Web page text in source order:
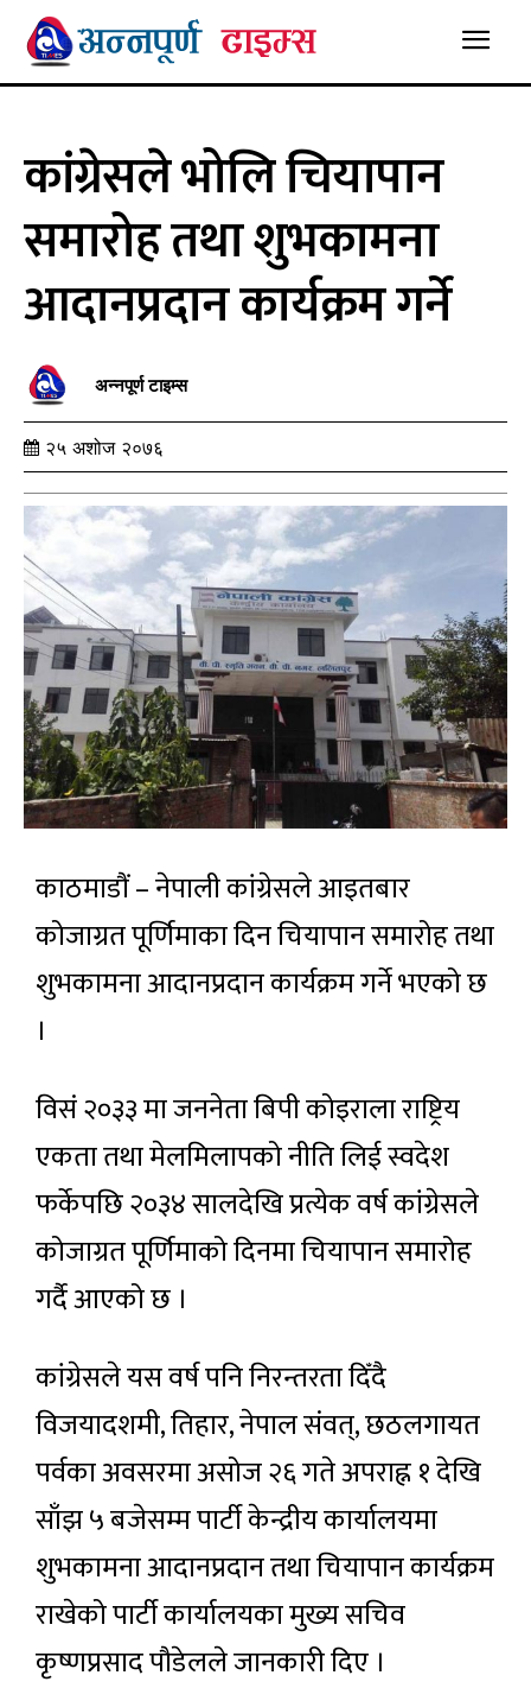
कांग्रेसले भोलि चियापान
समारोह तथा शुभकामना
आदानप्रदान कार्यक्रम गर्ने
अन्नपूर्ण टाइम्स
२५ अशोज २०७६
काठमाडौं – नेपाली कांग्रेसले आइतबार
कोजाग्रत पूर्णिमाका दिन चियापान समारोह तथा
शुभकामना आदानप्रदान कार्यक्रम गर्ने भएको छ
।
विसं २०३३ मा जननेता बिपी कोइराला राष्ट्रिय
एकता तथा मेलमिलापको नीति लिई स्वदेश
फर्केपछि २०३४ सालदेखि प्रत्येक वर्ष कांग्रेसले
कोजाग्रत पूर्णिमाको दिनमा चियापान समारोह
गर्दै आएको छ ।
कांग्रेसले यस वर्ष पनि निरन्तरता दिँदै
विजयादशमी, तिहार, नेपाल संवत्, छठलगायत
पर्वका अवसरमा असोज २६ गते अपराह्न १ देखि
साँझ ५ बजेसम्म पार्टी केन्द्रीय कार्यालयमा
शुभकामना आदानप्रदान तथा चियापान कार्यक्रम
राखेको पार्टी कार्यालयका मुख्य सचिव
कृष्णप्रसाद पौडेलले जानकारी दिए ।